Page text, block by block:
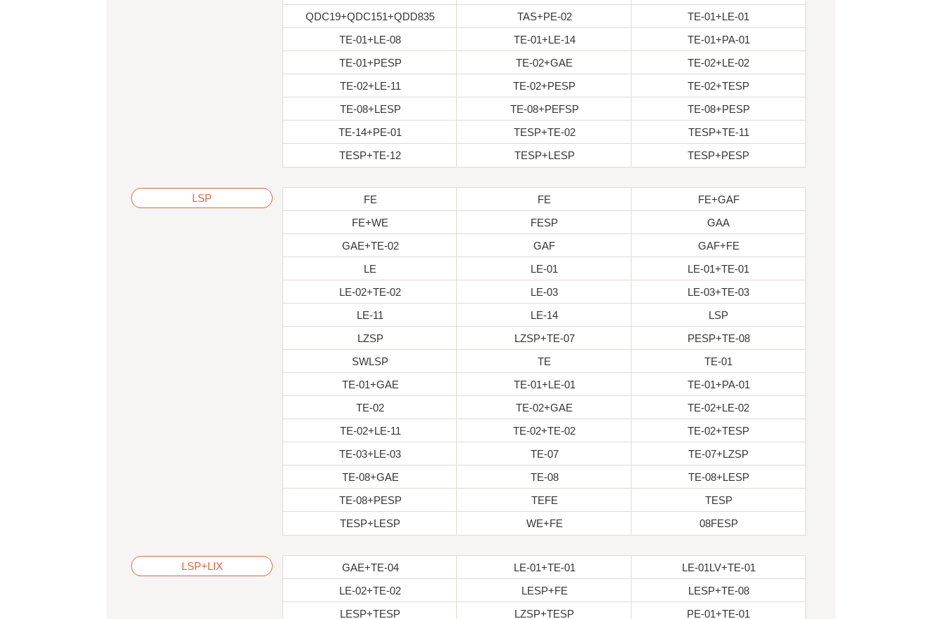
QDC19+QDC151+QDD835
TAS+PE-02
TE-01+LE-01
TE-01+LE-08
TE-01+LE-14
TE-01+PA-01
TE-01+PESP
TE-02+GAE
TE-02+LE-02
TE-02+LE-11
TE-02+PESP
TE-02+TESP
TE-08+LESP
TE-08+PEFSP
TE-08+PESP
TE-14+PE-01
TESP+TE-02
TESP+TE-11
TESP+TE-12
TESP+LESP TESP+PESP
LSP FE FE
FE+GAF
FE+WE
FESP
GAA
GAE+TE-02
GAF
GAF+FE
LE
LE-01
LE-01+TE-01
LE-02+TE-02
LE-03
LE-03+TE-03
LE-11
LE-14
LSP
LZSP
LZSP+TE-07
PESP+TE-08
SWLSP
TE
TE-01
TE-01+GAE
TE-01+LE-01
TE-01+PA-01
TE-02
TE-02+GAE
TE-02+LE-02
TE-02+LE-11
TE-02+TE-02
TE-02+TESP
TE-03+LE-03
TE-07
TE-07+LZSP
TE-08+GAE
TE-08
TE-08+LESP
TE-08+PESP
TEFE
TESP
TESP+LESP
WE+FE 08FESP
LSP+LIX GAE+TE-04 LE-01+TE-01
LE-01LV+TE-01
LE-02+TE-02
LESP+FE
LESP+TE-08
LESP+TESP
LZSP+TESP PE-01+TE-01